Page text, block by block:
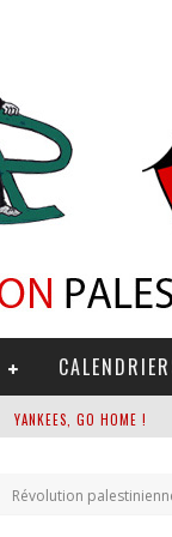
YANKEES, GO HOME !
LA RÉVOLUTION OU RIEN
Révolution